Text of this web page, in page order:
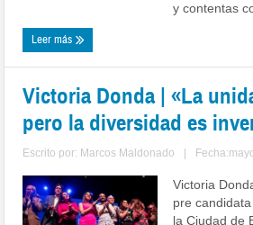
y contentas
Leer más
Victoria Donda | «La
pero la diversidad es
Escrito por: Marcos Maldonado
Victoria
pre
la Ciudad de